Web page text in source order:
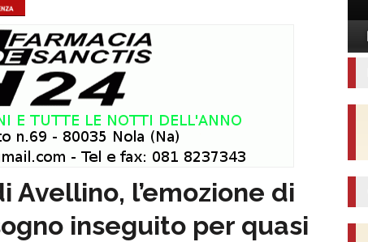
Avellino, l’emozione di
inseguito per quasi